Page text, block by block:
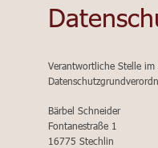
Verantwortliche Stelle im
Bärbel Schneider
Fontanestraße 1
16775 Stechlin